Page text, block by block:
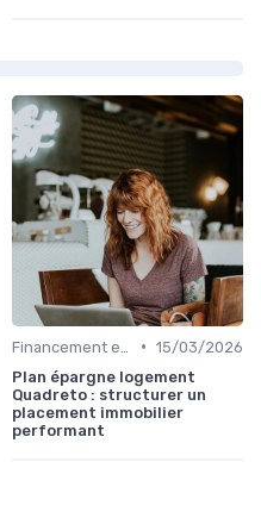
• 15/03/2026
Plan épargne logement
Quadreto : structurer un
placement immobilier
performant